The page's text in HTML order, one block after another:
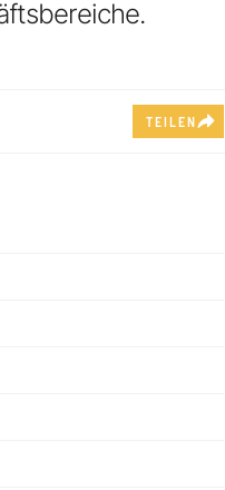
TEILEN